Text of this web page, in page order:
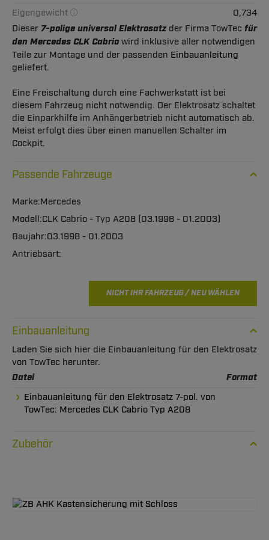
Eigengewicht
0,734
Dieser 7-polige universal Elektrosatz der Firma TowTec für
den Mercedes CLK Cabrio wird inklusive aller notwendigen
Teile zur Montage und der passenden Einbauanleitung
geliefert.
Eine Freischaltung durch eine Fachwerkstatt ist bei
diesem Fahrzeug nicht notwendig. Der Elektrosatz schaltet
die Einparkhilfe im Anhängerbetrieb nicht automatisch ab.
Meist erfolgt dies über einen manuellen Schalter im
Cockpit.
Passende Fahrzeuge
Mercedes
CLK Cabrio - Typ A208 (03.1998 - 01.2003)
03.1998 - 01.2003
NICHT IHR FAHRZEUG / NEU WÄHLEN
Einbauanleitung
Laden Sie sich hier die Einbauanleitung für den Elektrosatz
von TowTec herunter.
Datei Format
Einbauanleitung für den Elektrosatz 7-pol. von
TowTec: Mercedes CLK Cabrio Typ A208
Zubehör